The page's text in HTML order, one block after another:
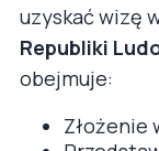
uzyskać wizę
Republiki
obejmuje:
Złożenie